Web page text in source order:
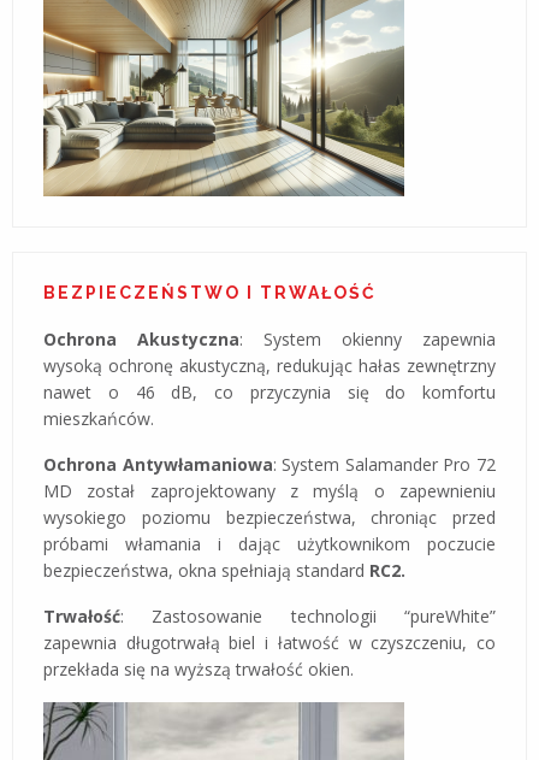
BEZPIECZEŃSTWO I TRWAŁOŚĆ
Ochrona Akustyczna: System okienny zapewnia
wysoką ochronę akustyczną, redukując hałas zewnętrzny
nawet o 46 dB, co przyczynia się do komfortu
mieszkańców​​​​​​.
Ochrona Antywłamaniowa: System Salamander Pro 72
MD został zaprojektowany z myślą o zapewnieniu
wysokiego poziomu bezpieczeństwa, chroniąc przed
próbami włamania i dając użytkownikom poczucie
bezpieczeństwa, okna spełniają standard RC2.
Trwałość: Zastosowanie technologii “pureWhite”
zapewnia długotrwałą biel i łatwość w czyszczeniu, co
przekłada się na wyższą trwałość okien​​​​.